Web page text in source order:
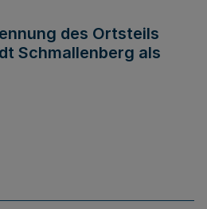
des Ortsteils
Schmallenberg als